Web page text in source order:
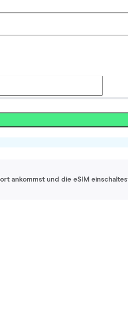
ankommst und die eSIM